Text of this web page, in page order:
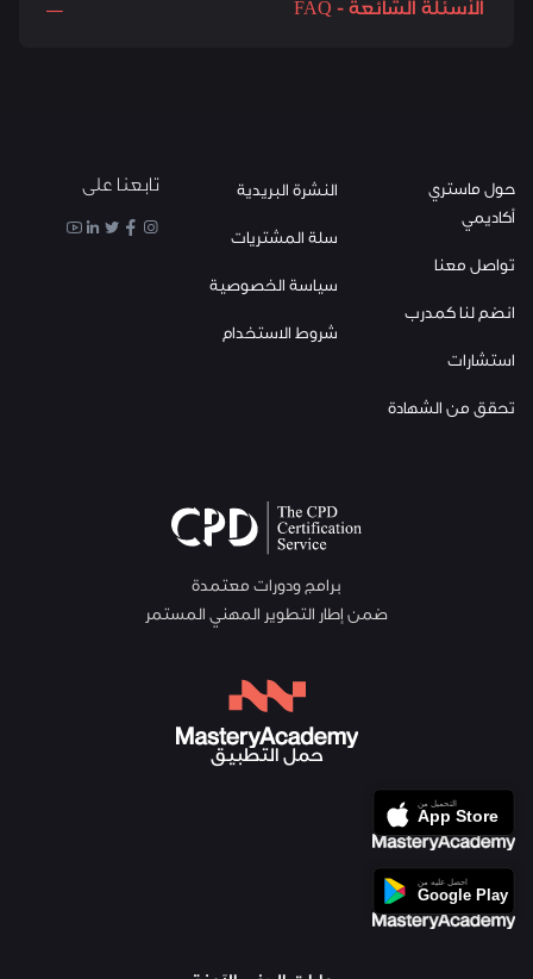
الأسئلة الشائعة - FAQ
حول ماستري
أكاديمي
تواصل معنا
انضم لنا كمدرب
استشارات
تحقق من الشهادة
النشرة البريدية
سلة المشتريات
سياسة الخصوصية
شروط الاستخدام
تابعنا على
برامج ودورات معتمدة
ضمن إطار التطوير المهني المستمر
حمل التطبيق